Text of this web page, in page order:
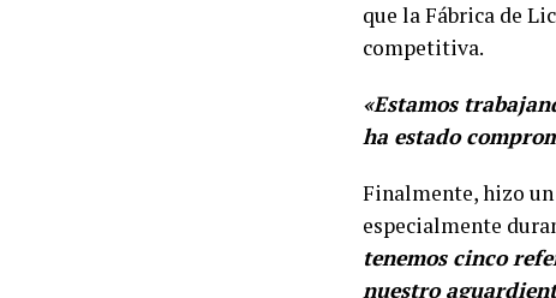
que la Fábrica de
competitiva.
«Estamos
ha estado
Finalmente, hizo
especialmente
tenemos cinco
nuestro